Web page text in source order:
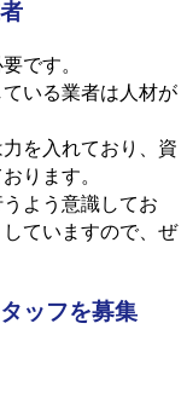
です。
いる業者は人材が
を入れており、資
ります。
よう意識してお
ていますので、ぜ
ッフを募集